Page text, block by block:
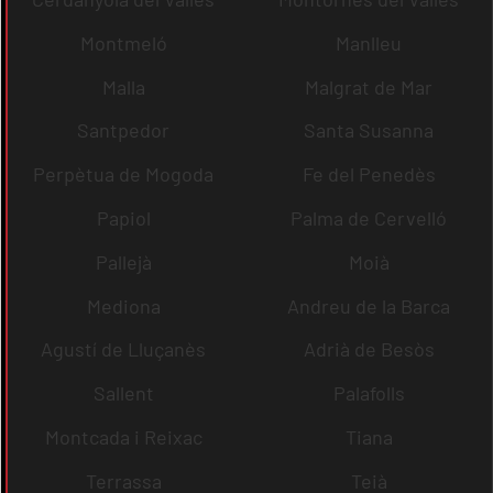
Montmeló
Manlleu
Malla
Malgrat de Mar
Santpedor
Santa Susanna
Perpètua de Mogoda
Fe del Penedès
Papiol
Palma de Cervelló
Pallejà
Moià
Mediona
Andreu de la Barca
Agustí de Lluçanès
Adrià de Besòs
Sallent
Palafolls
Montcada i Reixac
Tiana
Terrassa
Teià